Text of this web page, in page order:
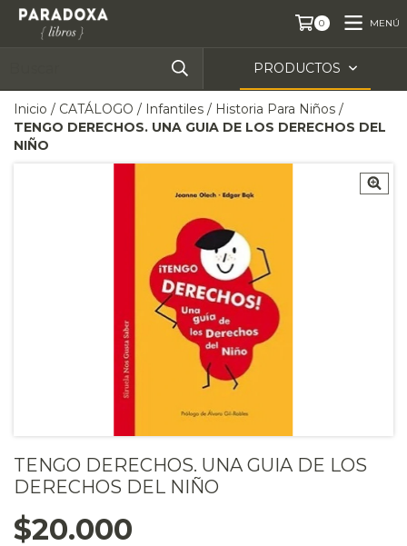
0 MENÚ
PRODUCTOS
Inicio / CATÁLOGO / Infantiles / Historia Para Niños /
TENGO DERECHOS. UNA GUIA DE LOS DERECHOS DEL
NIÑO
TENGO DERECHOS. UNA GUIA DE LOS
DERECHOS DEL NIÑO
$20.000